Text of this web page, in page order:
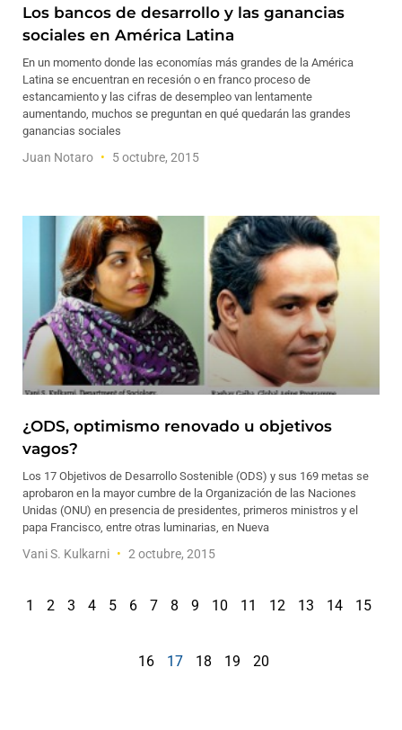
Los bancos de desarrollo y las ganancias
sociales en América Latina
En un momento donde las economías más grandes de la América
Latina se encuentran en recesión o en franco proceso de
estancamiento y las cifras de desempleo van lentamente
aumentando, muchos se preguntan en qué quedarán las grandes
ganancias sociales
Juan Notaro 5 octubre, 2015
¿ODS, optimismo renovado u objetivos
vagos?
Los 17 Objetivos de Desarrollo Sostenible (ODS) y sus 169 metas se
aprobaron en la mayor cumbre de la Organización de las Naciones
Unidas (ONU) en presencia de presidentes, primeros ministros y el
papa Francisco, entre otras luminarias, en Nueva
Vani S. Kulkarni 2 octubre, 2015
1 2 3 4 5 6 7 8 9 10 11 12 13 14 15
16 17 18 19 20